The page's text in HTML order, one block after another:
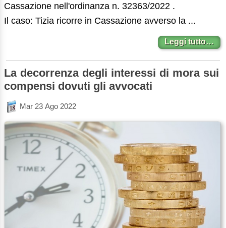
Cassazione nell'ordinanza n. 32363/2022 .
Il caso: Tizia ricorre in Cassazione avverso la ...
Leggi tutto…
La decorrenza degli interessi di mora sui
compensi dovuti gli avvocati
Mar 23 Ago 2022